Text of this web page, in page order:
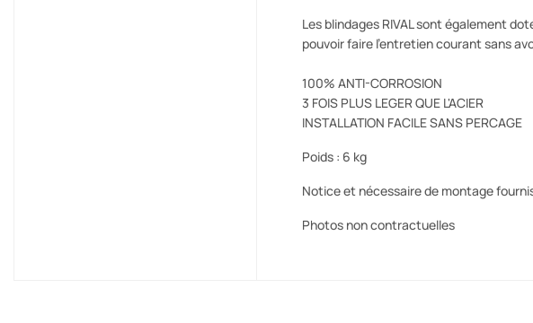
Les blindages RIVAL sont également
pouvoir faire l'entretien courant sans
100% ANTI-CORROSION
3 FOIS PLUS LEGER QUE L'ACIER
INSTALLATION FACILE SANS PERCAGE
Poids : 6 kg
Notice et nécessaire de montage
Photos non contractuelles